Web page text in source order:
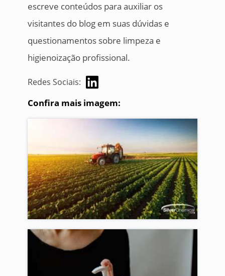
escreve conteúdos para auxiliar os
visitantes do blog em suas dúvidas e
questionamentos sobre limpeza e
higienoização profissional.
Redes Sociais:
Confira mais imagem: